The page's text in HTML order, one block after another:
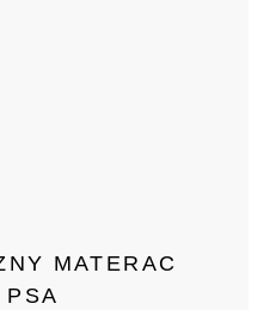
MATERAC
PSA